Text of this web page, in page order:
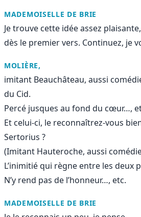
MADEMOISELLE DE BRIE
Je trouve cette idée assez
dès le premier vers. Continuez, je
MOLIÈRE,
imitant Beauchâteau, aussi
du Cid.
Percé jusques au fond du cœur…,
Et celui-ci, le reconnaîtrez-vous
Sertorius ?
(Imitant Hauteroche, aussi
L’inimitié qui règne entre les deux
N’y rend pas de l’honneur…, etc.
MADEMOISELLE DE BRIE